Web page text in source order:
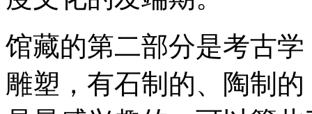
馆藏的第二部分是考古学
雕塑，有石制的、陶制